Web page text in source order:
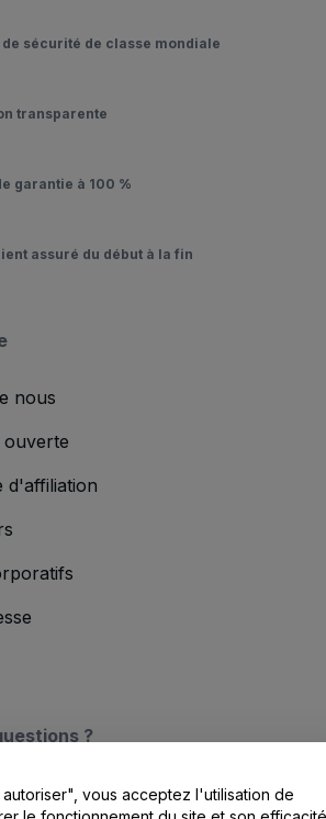
sécurité de classe mondiale
transparente
garantie à 100 %
assuré du début à la fin
nous
ouverte
d'affiliation
?
/ Nous contacter
vous acceptez l'utilisation de